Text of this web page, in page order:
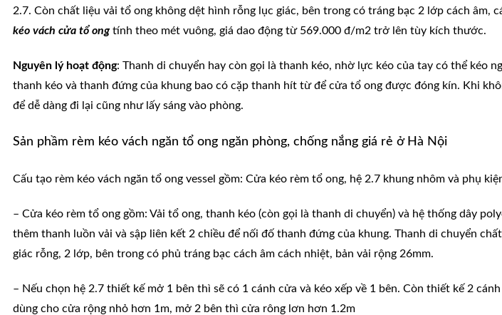
2.7. Còn chất liệu vải tổ ong không dệt hình rỗng lục giác, bên trong có tráng bạc 2 lớp cách âm,
kéo vách cửa tổ ongtính theo mét vuông, giá dao động từ 569.000 đ/m2 trở lên tùy kích thước.
Nguyên lý hoạt động: Thanh di chuyển hay còn gọi là thanh kéo, nhờ lực kéo của tay có thể kéo
thanh kéo và thanh đứng của khung bao có cặp thanh hít từ để cửa tổ ong được đóng kín. Khi
để dễ dàng đi lại cũng như lấy sáng vào phòng.
Sản phầm rèm kéo vách ngăn tổ ong ngăn phòng, chống nắng giá rẻ ở Hà Nội
Cấu tạo rèm kéo vách ngăn tổ ong vessel gồm: Cửa kéo rèm tổ ong, hệ 2.7 khung nhôm và phụ
– Cửa kéo rèm tổ ong gồm: Vải tổ ong, thanh kéo (còn gọi là thanh di chuyển) và hệ thống dây
thêm thanh luồn vải và sập liên kết 2 chiều để nối đố thanh đứng của khung. Thanh di chuyển
giác rỗng, 2 lớp, bên trong có phủ tráng bạc cách âm cách nhiệt, bản vải rộng 26mm.
– Nếu chọn hệ 2.7 thiết kế mở 1 bên thì sẽ có 1 cánh cửa và kéo xếp về 1 bên. Còn thiết kế 2
dùng cho cửa rộng nhỏ hơn 1m, mở 2 bên thì cửa rông lơn hơn 1.2m